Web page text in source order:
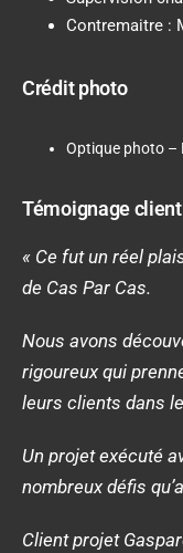
Contremaitre :
Crédit photo
Optique photo –
Témoignage client
« Ce fut un réel
de Cas Par Cas.
Nous avons
rigoureux qui
leurs clients dans
Un projet exécuté
nombreux défis
Client projet